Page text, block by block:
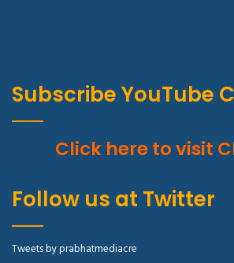
Subscribe YouTube
Click here to visit
Follow us at Twitter
Tweets by prabhatmediacre